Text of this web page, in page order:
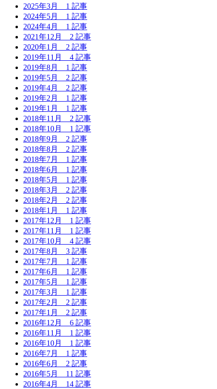
2025年3月 1 記事
2024年5月 1 記事
2024年4月 1 記事
2021年12月 2 記事
2020年1月 2 記事
2019年11月 4 記事
2019年8月 1 記事
2019年5月 2 記事
2019年4月 2 記事
2019年2月 1 記事
2019年1月 1 記事
2018年11月 2 記事
2018年10月 1 記事
2018年9月 2 記事
2018年8月 2 記事
2018年7月 1 記事
2018年6月 1 記事
2018年5月 1 記事
2018年3月 2 記事
2018年2月 2 記事
2018年1月 1 記事
2017年12月 1 記事
2017年11月 1 記事
2017年10月 4 記事
2017年8月 3 記事
2017年7月 1 記事
2017年6月 1 記事
2017年5月 1 記事
2017年3月 1 記事
2017年2月 2 記事
2017年1月 2 記事
2016年12月 6 記事
2016年11月 1 記事
2016年10月 1 記事
2016年7月 1 記事
2016年6月 2 記事
2016年5月 11 記事
2016年4月 14 記事